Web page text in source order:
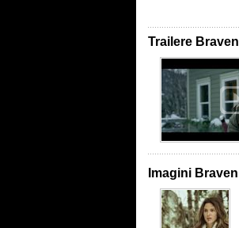
Trailere Braven
Imagini Braven